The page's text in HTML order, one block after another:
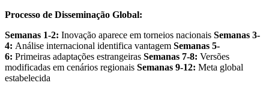
Processo de Disseminação Global:
Semanas 1-2: Inovação aparece em torneios nacionais Semanas 3-
4: Análise internacional identifica vantagem Semanas 5-
6: Primeiras adaptações estrangeiras Semanas 7-8: Versões
modificadas em cenários regionais Semanas 9-12: Meta global
estabelecida